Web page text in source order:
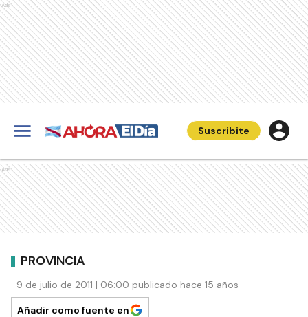
Ads
Suscribite
Ads
PROVINCIA
9 de julio de 2011 | 06:00 publicado hace 15 años
Añadir como fuente en